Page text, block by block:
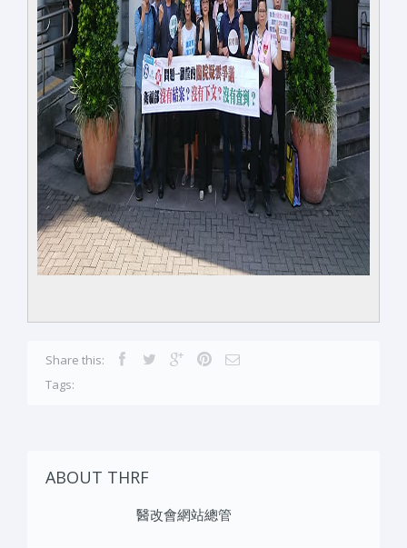
Share this:
Tags:
ABOUT THRF
醫改會網站總管